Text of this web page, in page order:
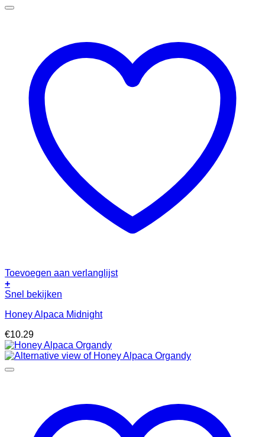
Toevoegen aan verlanglijst
+
Snel bekijken
Honey Alpaca Midnight
€10.29